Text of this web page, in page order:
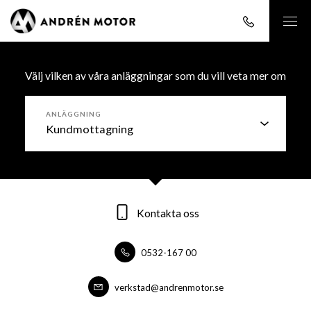
Välj vilken av våra anläggningar som du vill veta mer om
ANLÄGGNING
Kontakta oss
0532-167 00
verkstad@andrenmotor.se
Kontakta oss
0532-16700
verkstad@andrenmotor.se
Kontakta oss
0532-16700
forsaljning@andrenmotor.se